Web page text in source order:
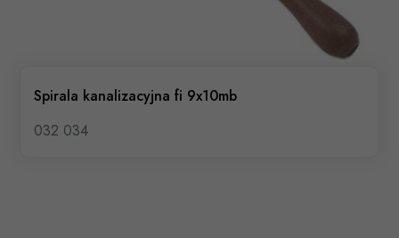
Spirala kanalizacyjna fi 9x10mb
032 034